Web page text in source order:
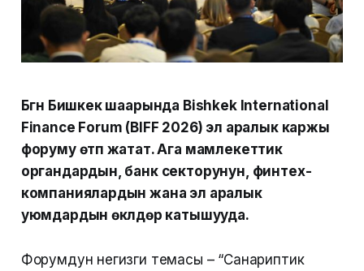
Бүгүн Бишкек шаарында Bishkek International
Finance Forum (BIFF 2026) эл аралык каржы
форуму өтүп жатат. Ага мамлекеттик
органдардын, банк секторунун, финтех-
компаниялардын жана эл аралык
уюмдардын өкүлдөрү катышууда.
Форумдун негизги темасы – “Санариптик